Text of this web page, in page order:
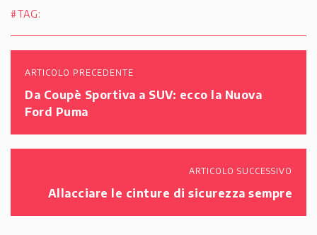
#TAG:
ARTICOLO PRECEDENTE
Da Coupè Sportiva a SUV: ecco la Nuova
Ford Puma
ARTICOLO SUCCESSIVO
Allacciare le cinture di sicurezza sempre